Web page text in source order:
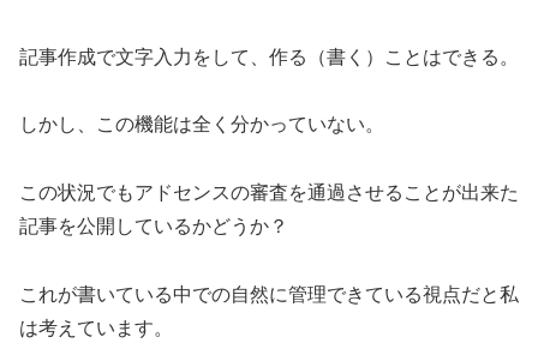
記事作成で文字入力をして、作る（書く）ことはできる。
しかし、この機能は全く分かっていない。
この状況でもアドセンスの審査を通過させることが出来た
記事を公開しているかどうか？
これが書いている中での自然に管理できている視点だと私
は考えています。